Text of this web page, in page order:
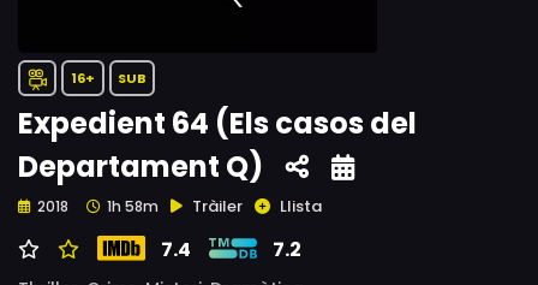
16+ SUB
Expedient 64 (Els casos del
Departament Q)
2018 1h 58m Tràiler Llista
7.4 7.2